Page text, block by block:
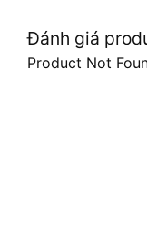
Đánh giá
Product Not